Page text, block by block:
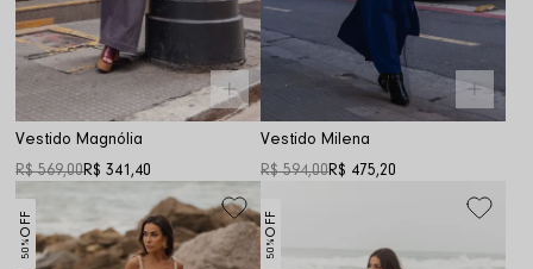
Vestido Magnólia
R$ 569,00R$ 341,40
Vestido Milena
R$ 594,00R$ 475,20
50%
OFF
50%
OFF